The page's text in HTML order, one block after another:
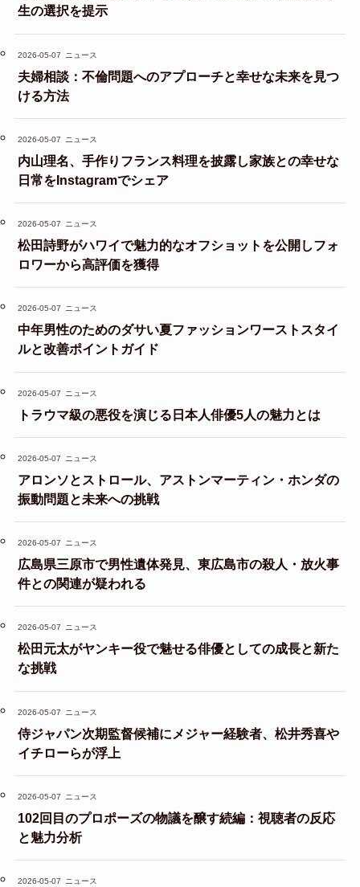
生の選択を提示
2026-05-07 ニュース
夫婦相談：不倫問題へのアプローチと幸せな未来を見つ
ける方法
2026-05-07 ニュース
内山理名、手作りフランス料理を披露し家族との幸せな
日常をInstagramでシェア
2026-05-07 ニュース
松田詩野がハワイで魅力的なオフショットを公開しフォ
ロワーから高評価を獲得
2026-05-07 ニュース
中年男性のためのダサい夏ファッションワーストスタイ
ルと改善ポイントガイド
2026-05-07 ニュース
トラウマ級の悪役を演じる日本人俳優5人の魅力とは
2026-05-07 ニュース
アロンソとストロール、アストンマーティン・ホンダの
振動問題と未来への挑戦
2026-05-07 ニュース
広島県三原市で男性遺体発見、東広島市の殺人・放火事
件との関連が疑われる
2026-05-07 ニュース
松田元太がヤンキー役で魅せる俳優としての成長と新た
な挑戦
2026-05-07 ニュース
侍ジャパン次期監督候補にメジャー経験者、松井秀喜や
イチローらが浮上
2026-05-07 ニュース
102回目のプロポーズの物議を醸す続編：視聴者の反応
と魅力分析
2026-05-07 ニュース